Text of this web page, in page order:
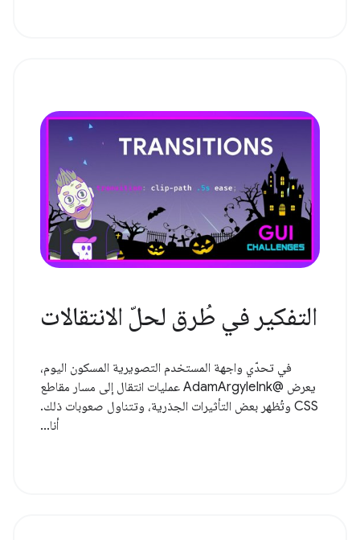
التفكير في طُرق لحلّ الانتقالات
في تحدّي واجهة المستخدم التصويرية المسكون اليوم،
يعرض @AdamArgyleInk عمليات انتقال إلى مسار مقاطع
CSS وتُظهر بعض التأثيرات الجذرية، وتتناول صعوبات ذلك.
أنا...